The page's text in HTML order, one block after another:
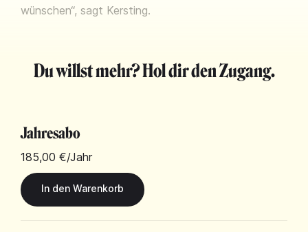
wünschen“, sagt Kersting.
Du willst mehr? Hol dir den Zugang.
Jahresabo
185,00 €/Jahr